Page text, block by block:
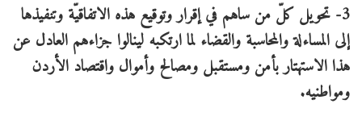
3- تحويل كلّ من ساهم في إقرار وتوقيع هذه الاتفاقيّة وتنفيذها
إلى المساءلة والمحاسبة والقضاء لما ارتكبه لينالوا جزاءهم العادل عن
هذا الاستهتار بأمن ومستقبل ومصالح وأموال واقتصاد الأردن
ومواطنيه.